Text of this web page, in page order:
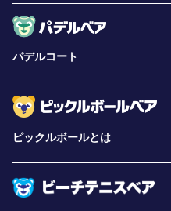
パデルコート
ピックルボールとは